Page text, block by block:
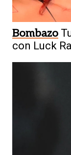
Bombazo
con Luck